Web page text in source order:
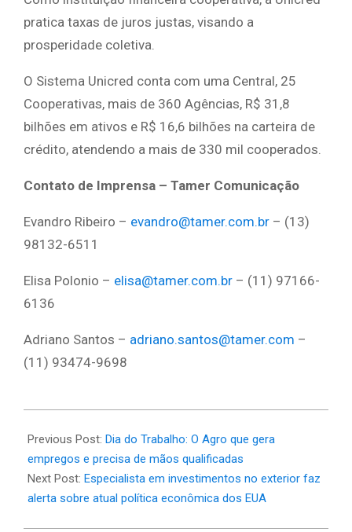
pratica taxas de juros justas, visando a
prosperidade coletiva.
O Sistema Unicred conta com uma Central, 25
Cooperativas, mais de 360 Agências, R$ 31,8
bilhões em ativos e R$ 16,6 bilhões na carteira de
crédito, atendendo a mais de 330 mil cooperados.
Contato de Imprensa – Tamer Comunicação
Evandro Ribeiro – evandro@tamer.com.br – (13)
98132-6511
Elisa Polonio – elisa@tamer.com.br – (11) 97166-
6136
Adriano Santos – adriano.santos@tamer.com –
(11) 93474-9698
05-
02
Previous Post: Dia do Trabalho: O Agro que gera
empregos e precisa de mãos qualificadas
Next Post: Especialista em investimentos no exterior faz
alerta sobre atual política econômica dos EUA